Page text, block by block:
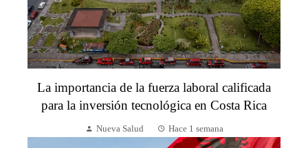
La importancia de la fuerza laboral calificada
para la inversión tecnológica en Costa Rica
Nueva Salud Hace 1 semana